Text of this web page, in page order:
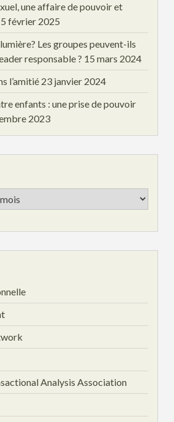
une affaire de pouvoir et
5 février 2025
Les groupes peuvent-ils
responsable ? 15 mars 2024
l’amitié 23 janvier 2024
enfants : une prise de pouvoir
2023
Analysis Association